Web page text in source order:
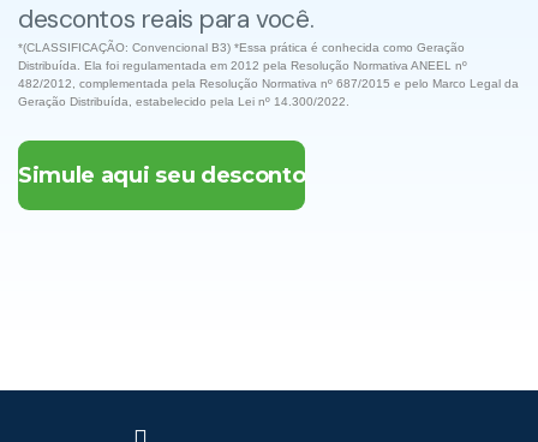
descontos reais para você.
*(CLASSIFICAÇÃO: Convencional B3) *Essa prática é conhecida como Geração
Distribuída. Ela foi regulamentada em 2012 pela Resolução Normativa ANEEL nº
482/2012, complementada pela Resolução Normativa nº 687/2015 e pelo Marco Legal da
Geração Distribuída, estabelecido pela Lei nº 14.300/2022.
Simule aqui seu desconto